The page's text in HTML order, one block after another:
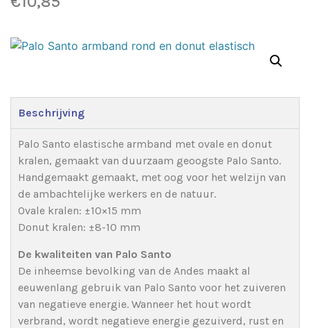
Beschrijving
Palo Santo elastische armband met ovale en donut
kralen, gemaakt van duurzaam geoogste Palo Santo.
Handgemaakt gemaakt, met oog voor het welzijn van
de ambachtelijke werkers en de natuur.
Ovale kralen: ±10×15 mm
Donut kralen: ±8-10 mm
De kwaliteiten van Palo Santo
De inheemse bevolking van de Andes maakt al
eeuwenlang gebruik van Palo Santo voor het zuiveren
van negatieve energie. Wanneer het hout wordt
verbrand, wordt negatieve energie gezuiverd, rust en